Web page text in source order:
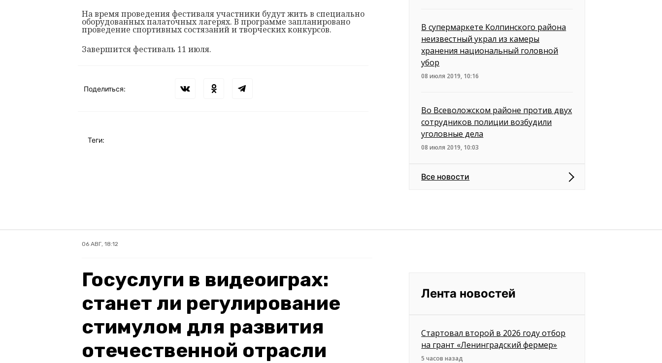
На время проведения фестиваля участники будут жить в специально
оборудованных палаточных лагерях. В программе запланировано
проведение спортивных состязаний и творческих конкурсов.
Завершится фестиваль 11 июля.
Поделиться:
Теги:
В супермаркете Колпинского района
неизвестный украл из камеры
хранения национальный головной
убор
08 июля 2019, 10:16
Во Всеволожском районе против двух
сотрудников полиции возбудили
уголовные дела
08 июля 2019, 10:03
Все новости
06 АВГ, 18:12
Госуслуги в видеоиграх:
станет ли регулирование
стимулом для развития
отечественной отрасли
Лента новостей
Стартовал второй в 2026 году отбор
на грант «Ленинградский фермер»
5 часов назад